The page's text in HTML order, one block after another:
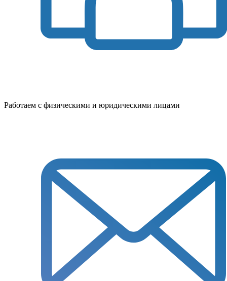
Работаем с физическими и юридическими лицами